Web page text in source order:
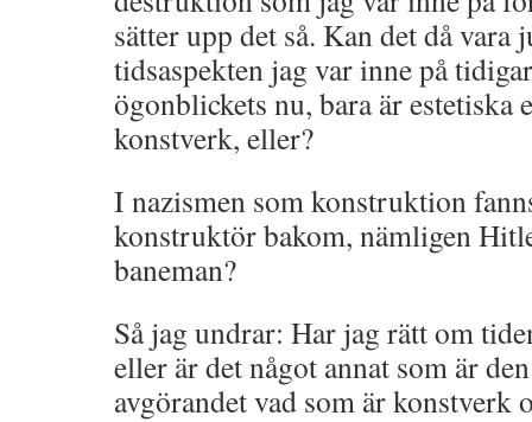
sätter upp det så. Kan det då vara
tidsaspekten jag var inne på
ögonblickets nu, bara är estetiska
konstverk, eller?
I nazismen som konstruktion
konstruktör bakom, nämligen
baneman?
Så jag undrar: Har jag rätt om
eller är det något annat som är
avgörandet vad som är konstverk